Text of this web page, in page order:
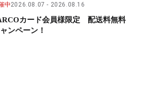
中2026.08.07 2026.08.16
カード会員様限定 配送料無料
ンペーン！